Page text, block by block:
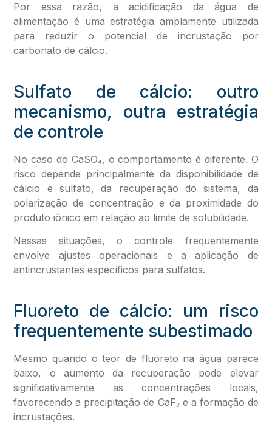
Por essa razão, a acidificação da água de
alimentação é uma estratégia amplamente utilizada
para reduzir o potencial de incrustação por
carbonato de cálcio.
Sulfato de cálcio: outro
mecanismo, outra estratégia
de controle
No caso do CaSO₄, o comportamento é diferente. O
risco depende principalmente da disponibilidade de
cálcio e sulfato, da recuperação do sistema, da
polarização de concentração e da proximidade do
produto iônico em relação ao limite de solubilidade.
Nessas situações, o controle frequentemente
envolve ajustes operacionais e a aplicação de
antincrustantes específicos para sulfatos.
Fluoreto de cálcio: um risco
frequentemente subestimado
Mesmo quando o teor de fluoreto na água parece
baixo, o aumento da recuperação pode elevar
significativamente as concentrações locais,
favorecendo a precipitação de CaF₂ e a formação de
incrustações.